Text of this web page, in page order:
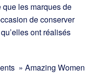
que les marques de
de conserver
ont réalisés
» Amazing Women